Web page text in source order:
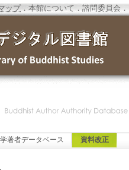
ップ．本館について ．諮問委員会 ．
著者データベース 資料改正